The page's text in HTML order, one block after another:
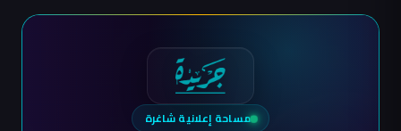
مساحة إعلانية شاغرة